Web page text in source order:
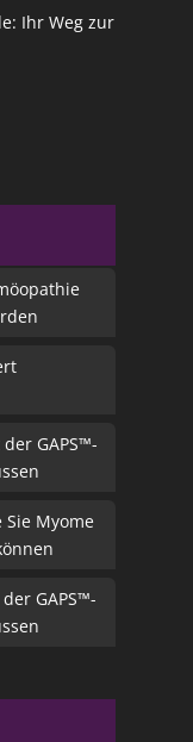
Ihr Weg zur
GAPS™-
Sie Myome
GAPS™-